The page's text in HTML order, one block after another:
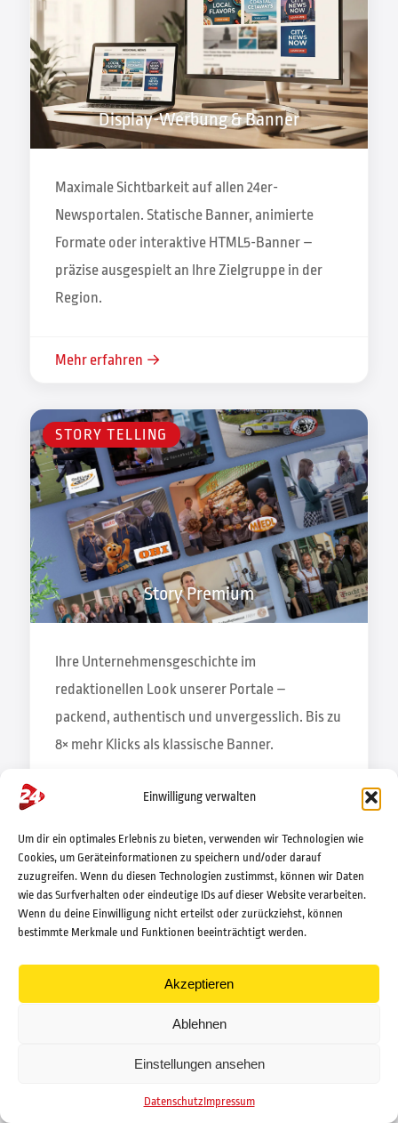
Einwilligung verwalten
Um dir ein optimales Erlebnis zu bieten, verwenden wir Technologien wie
Cookies, um Geräteinformationen zu speichern und/oder darauf
zuzugreifen. Wenn du diesen Technologien zustimmst, können wir Daten
wie das Surfverhalten oder eindeutige IDs auf dieser Website verarbeiten.
Wenn du deine Einwilligung nicht erteilst oder zurückziehst, können
bestimmte Merkmale und Funktionen beeinträchtigt werden.
Akzeptieren
Ablehnen
Einstellungen ansehen
DatenschutzImpressum
Display-Werbung & Banner
Maximale Sichtbarkeit auf allen 24er-
Newsportalen. Statische Banner, animierte
Formate oder interaktive HTML5-Banner –
präzise ausgespielt an Ihre Zielgruppe in der
Region.
Mehr erfahren →
STORY TELLING
Story Premium
Ihre Unternehmensgeschichte im
redaktionellen Look unserer Portale –
packend, authentisch und unvergesslich. Bis zu
8× mehr Klicks als klassische Banner.
Referenzen ansehen →
SICHTBARKEIT
Professionelle Online-PR und Advertorials, die